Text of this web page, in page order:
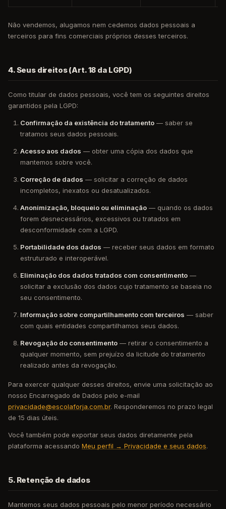
Não vendemos, alugamos nem cedemos dados pessoais a
terceiros para fins comerciais próprios desses terceiros.
4. Seus direitos (Art. 18 da LGPD)
Como titular de dados pessoais, você tem os seguintes direitos
garantidos pela LGPD:
Confirmação da existência do tratamento — saber se
tratamos seus dados pessoais.
Acesso aos dados — obter uma cópia dos dados que
mantemos sobre você.
Correção de dados — solicitar a correção de dados
incompletos, inexatos ou desatualizados.
Anonimização, bloqueio ou eliminação — quando os dados
forem desnecessários, excessivos ou tratados em
desconformidade com a LGPD.
Portabilidade dos dados — receber seus dados em formato
estruturado e interoperável.
Eliminação dos dados tratados com consentimento —
solicitar a exclusão dos dados cujo tratamento se baseia no
seu consentimento.
Informação sobre compartilhamento com terceiros — saber
com quais entidades compartilhamos seus dados.
Revogação do consentimento — retirar o consentimento a
qualquer momento, sem prejuízo da licitude do tratamento
realizado antes da revogação.
Para exercer qualquer desses direitos, envie uma solicitação ao
nosso Encarregado de Dados pelo e-mail
privacidade@escolaforja.com.br. Responderemos no prazo legal
de 15 dias úteis.
Você também pode exportar seus dados diretamente pela
plataforma acessando Meu perfil → Privacidade e seus dados.
5. Retenção de dados
Mantemos seus dados pessoais pelo menor período necessário